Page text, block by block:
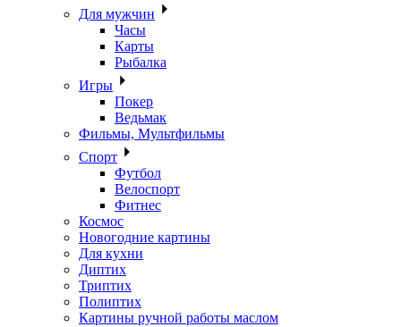
Для мужчин
Часы
Карты
Рыбалка
Игры
Покер
Ведьмак
Фильмы, Мультфильмы
Спорт
Футбол
Велоспорт
Фитнес
Космос
Новогодние картины
Для кухни
Диптих
Триптих
Полиптих
Картины ручной работы маслом